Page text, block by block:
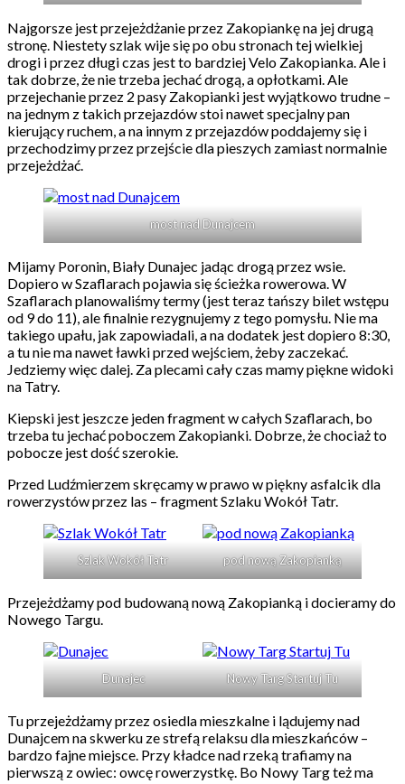
Najgorsze jest przejeżdżanie przez Zakopiankę na jej drugą
stronę. Niestety szlak wije się po obu stronach tej wielkiej
drogi i przez długi czas jest to bardziej Velo Zakopianka. Ale i
tak dobrze, że nie trzeba jechać drogą, a opłotkami. Ale
przejechanie przez 2 pasy Zakopianki jest wyjątkowo trudne –
na jednym z takich przejazdów stoi nawet specjalny pan
kierujący ruchem, a na innym z przejazdów poddajemy się i
przechodzimy przez przejście dla pieszych zamiast normalnie
przejeżdżać.
most nad Dunajcem
Mijamy Poronin, Biały Dunajec jadąc drogą przez wsie.
Dopiero w Szaflarach pojawia się ścieżka rowerowa. W
Szaflarach planowaliśmy termy (jest teraz tańszy bilet wstępu
od 9 do 11), ale finalnie rezygnujemy z tego pomysłu. Nie ma
takiego upału, jak zapowiadali, a na dodatek jest dopiero 8:30,
a tu nie ma nawet ławki przed wejściem, żeby zaczekać.
Jedziemy więc dalej. Za plecami cały czas mamy piękne widoki
na Tatry.
Kiepski jest jeszcze jeden fragment w całych Szaflarach, bo
trzeba tu jechać poboczem Zakopianki. Dobrze, że chociaż to
pobocze jest dość szerokie.
Przed Ludźmierzem skręcamy w prawo w piękny asfalcik dla
rowerzystów przez las – fragment Szlaku Wokół Tatr.
Szlak Wokół Tatr pod nową Zakopianką
Przejeżdżamy pod budowaną nową Zakopianką i docieramy do
Nowego Targu.
Dunajec Nowy Targ Startuj Tu
Tu przejeżdżamy przez osiedla mieszkalne i lądujemy nad
Dunajcem na skwerku ze strefą relaksu dla mieszkańców –
bardzo fajne miejsce. Przy kładce nad rzeką trafiamy na
pierwszą z owiec: owcę rowerzystkę. Bo Nowy Targ też ma